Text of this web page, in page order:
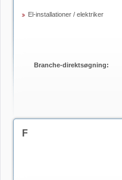
El-installationer / elektriker
Branche-direktsøgning:
F